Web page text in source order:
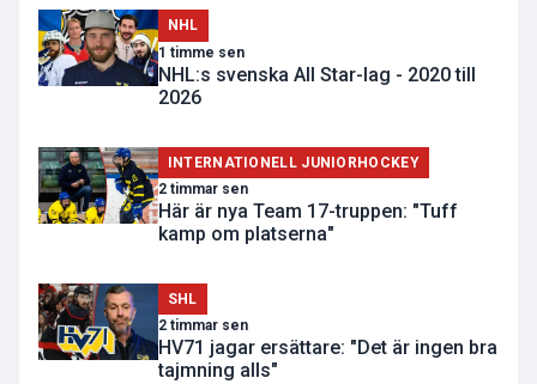
NHL
1 timme sen
NHL:s svenska All Star-lag - 2020 till
2026
INTERNATIONELL JUNIORHOCKEY
2 timmar sen
Här är nya Team 17-truppen: "Tuff
kamp om platserna"
SHL
2 timmar sen
HV71 jagar ersättare: "Det är ingen bra
tajmning alls"